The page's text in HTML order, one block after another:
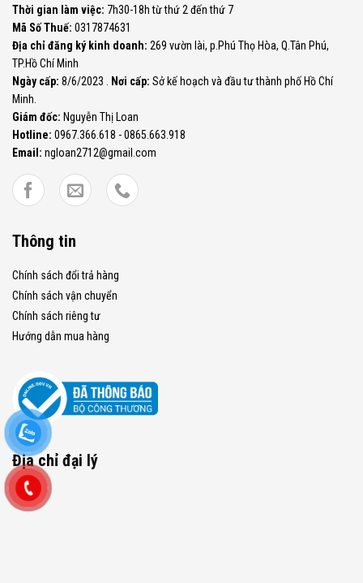
Thời gian làm việc: 7h30-18h từ thứ 2 đến thứ 7
Mã Số Thuế: 0317874631
Địa chỉ đăng ký kinh doanh: 269 vườn lài, p.Phú Thọ Hòa, Q.Tân Phú,
TP.Hồ Chí Minh
Ngày cấp: 8/6/2023 . Nơi cấp: Sở kế hoạch và đầu tư thành phố Hồ Chí
Minh.
Giám đốc: Nguyễn Thị Loan
Hotline: 0967.366.618 - 0865.663.918
Email: ngloan2712@gmail.com
Thông tin
Chính sách đổi trả hàng
Chính sách vận chuyển
Chính sách riêng tư
Hướng dẫn mua hàng
Địa chỉ đại lý